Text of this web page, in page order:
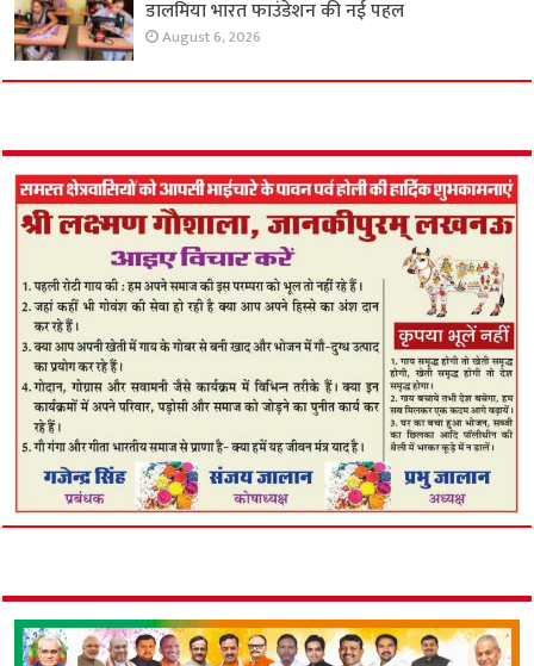
डालमिया भारत फाउंडेशन की नई पहल
August 6, 2026